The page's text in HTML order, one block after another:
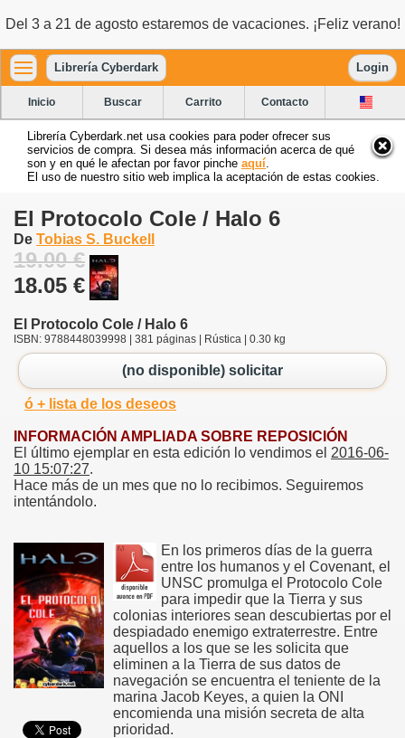
Del 3 a 21 de agosto estaremos de vacaciones. ¡Feliz verano!
Librería Cyberdark Login
Inicio Buscar Carrito Contacto
Librería Cyberdark.net usa cookies para poder ofrecer sus
servicios de compra. Si desea más información acerca de qué
son y en qué le afectan por favor pinche aquí
El uso de nuestro sitio web implica la aceptación de estas cookies.
El Protocolo Cole / Halo 6
De Tobias S. Buckell
19.00 €
18.05 €
El Protocolo Cole / Halo 6
ISBN: 9788448039998 | 381 páginas | Rústica | 0.30 kg
(no disponible) solicitar
ó + lista de los deseos
INFORMACIÓN AMPLIADA SOBRE REPOSICIÓN
El último ejemplar en esta edición lo vendimos el 2016-06-
10 15:07:27.
Hace más de un mes que no lo recibimos. Seguiremos
intentándolo.
En los primeros días de la guerra
entre los humanos y el Covenant, el
UNSC promulga el Protocolo Cole
para impedir que la Tierra y sus
colonias interiores sean descubiertas por el
despiadado enemigo extraterrestre. Entre
aquellos a los que se les solicita que
eliminen a la Tierra de sus datos de
navegación se encuentra el teniente de la
marina Jacob Keyes, a quien la ONI
encomienda una misión secreta de alta
prioridad.